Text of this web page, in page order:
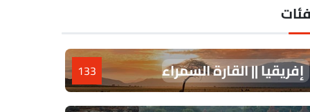
إفريقيا || القارة السمراء 133